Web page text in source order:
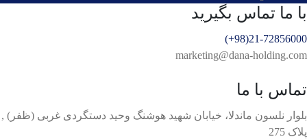
با ما تماس بگیرید
21-72856000(98+)
marketing@dana-holding.com
تماس با ما
بلوار نلسون ماندلا، خیابان شهید هوشنگ وحید دستگردی غربی (ظفر) ,
پلاک 275